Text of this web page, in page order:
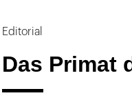
Editorial
Das Primat